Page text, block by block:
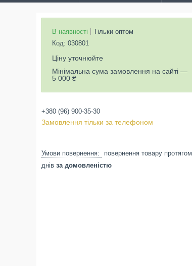
В наявності
Тільки оптом
Код: 030801
Ціну уточнюйте
Мінімальна сума замовлення на сайті —
5 000 ₴
+380 (96) 900-35-30
Замовлення тільки за телефоном
повернення товару
днів за домовленістю